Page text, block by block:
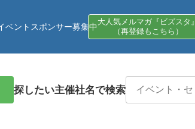
ベントスポンサー募集中 大人気メルマガ『ビズスタ』
（再登録もこちら）
探したい主催社名で検索